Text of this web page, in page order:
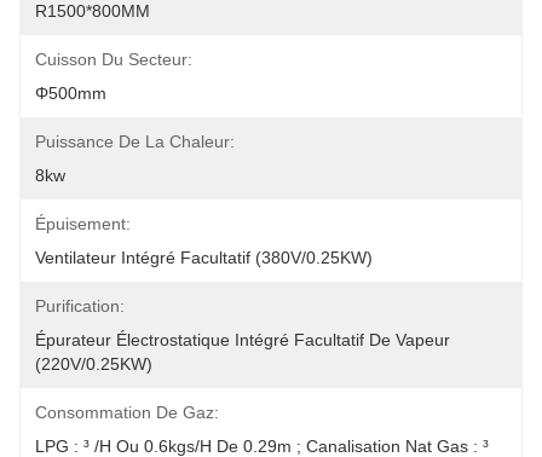
R1500*800MM
Cuisson Du Secteur:
Φ500mm
Puissance De La Chaleur:
8kw
Épuisement:
Ventilateur Intégré Facultatif (380V/0.25KW)
Purification:
Épurateur Électrostatique Intégré Facultatif De Vapeur
(220V/0.25KW)
Consommation De Gaz:
LPG : ³ /h Ou 0.6kgs/h De 0.29m ; Canalisation Nat Gas : ³